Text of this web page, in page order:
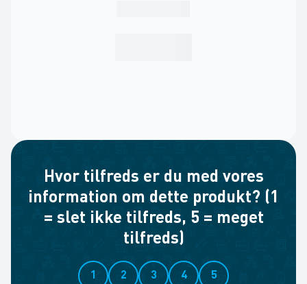
Hvor tilfreds er du med vores
information om dette produkt? (1
= slet ikke tilfreds, 5 = meget
tilfreds)
1 2 3 4 5